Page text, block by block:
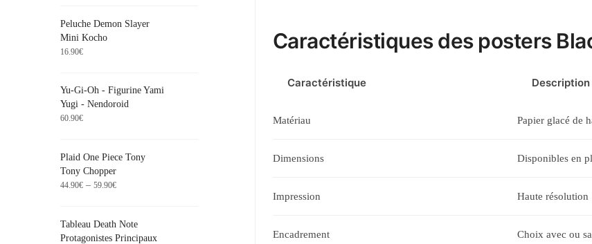
Caractéristiques des posters
Caractéristique Description
Matériau Papier glacé de
Dimensions Disponibles en
Impression Haute résolution
Encadrement Choix avec ou
Peluche Demon Slayer
Mini Kocho
16.90€
Yu-Gi-Oh - Figurine Yami
Yugi - Nendoroid
60.90€
Plaid One Piece Tony
Tony Chopper
44.90€ – 59.90€
Tableau Death Note
Protagonistes Principaux